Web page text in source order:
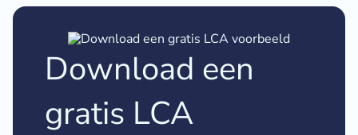
Download een
gratis LCA